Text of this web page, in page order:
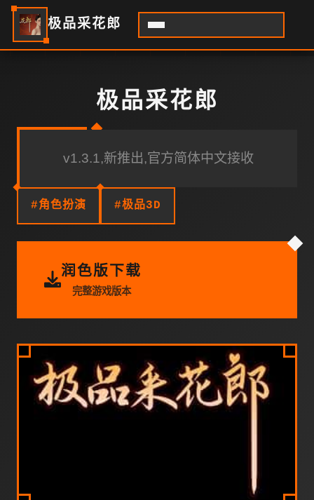
极品采花郎
极品采花郎
v1.3.1,新推出,官方简体中文接收
#角色扮演 #极品3D
润色版下载
完整游戏版本